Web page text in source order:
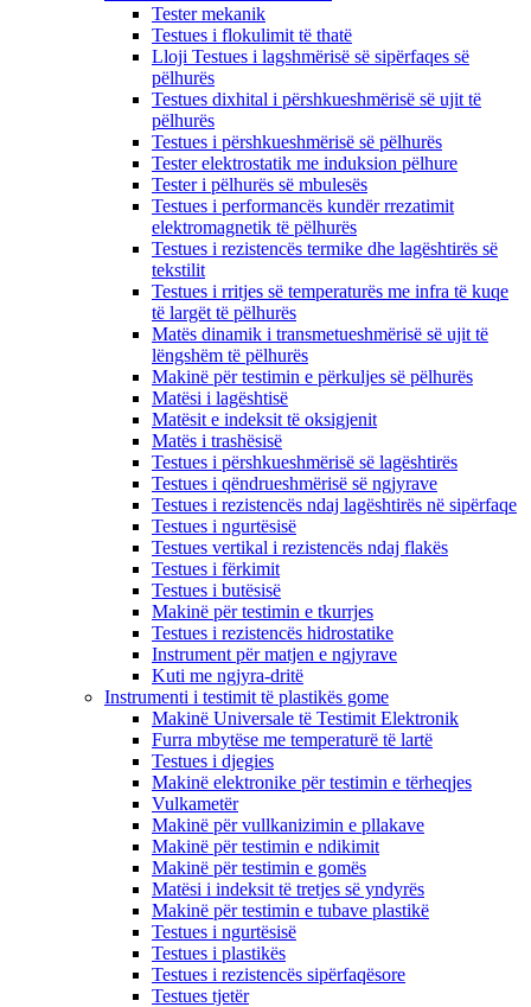
Tester mekanik
Testues i flokulimit të thatë
Lloji Testues i lagshmërisë së sipërfaqes së
pëlhurës
Testues dixhital i përshkueshmërisë së ujit të
pëlhurës
Testues i përshkueshmërisë së pëlhurës
Tester elektrostatik me induksion pëlhure
Tester i pëlhurës së mbulesës
Testues i performancës kundër rrezatimit
elektromagnetik të pëlhurës
Testues i rezistencës termike dhe lagështirës së
tekstilit
Testues i rritjes së temperaturës me infra të kuqe
të largët të pëlhurës
Matës dinamik i transmetueshmërisë së ujit të
lëngshëm të pëlhurës
Makinë për testimin e përkuljes së pëlhurës
Matësi i lagështisë
Matësit e indeksit të oksigjenit
Matës i trashësisë
Testues i përshkueshmërisë së lagështirës
Testues i qëndrueshmërisë së ngjyrave
Testues i rezistencës ndaj lagështirës në sipërfaqe
Testues i ngurtësisë
Testues vertikal i rezistencës ndaj flakës
Testues i fërkimit
Testues i butësisë
Makinë për testimin e tkurrjes
Testues i rezistencës hidrostatike
Instrument për matjen e ngjyrave
Kuti me ngjyra-dritë
Instrumenti i testimit të plastikës gome
Makinë Universale të Testimit Elektronik
Furra mbytëse me temperaturë të lartë
Testues i djegies
Makinë elektronike për testimin e tërheqjes
Vulkametër
Makinë për vullkanizimin e pllakave
Makinë për testimin e ndikimit
Makinë për testimin e gomës
Matësi i indeksit të tretjes së yndyrës
Makinë për testimin e tubave plastikë
Testues i ngurtësisë
Testues i plastikës
Testues i rezistencës sipërfaqësore
Testues tjetër